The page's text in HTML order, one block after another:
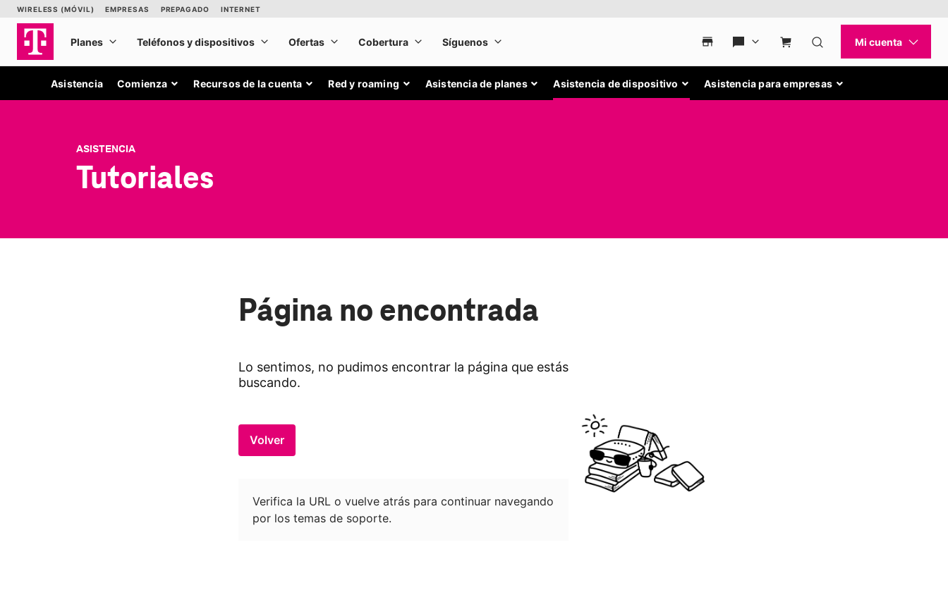
Asistencia Comienza Recursos de la cuenta Red y roaming Asistencia de planes Asistencia de dispositivo Asistencia para empresas
ASISTENCIA
Tutoriales